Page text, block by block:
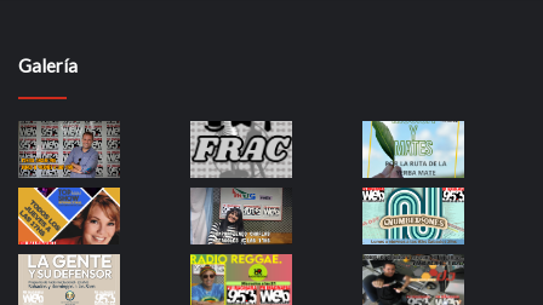
Galería